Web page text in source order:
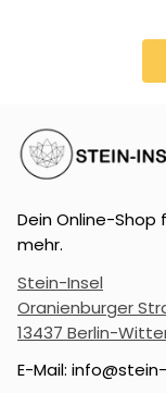
Dein Online-Shop
mehr.
Stein-Insel
Oranienburger
13437 Berlin-
E-Mail: